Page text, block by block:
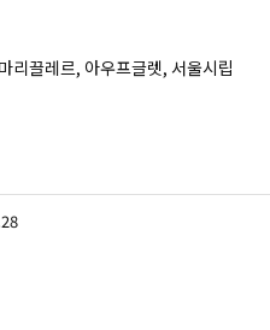
리끌레르, 아우프글렛, 서울시립